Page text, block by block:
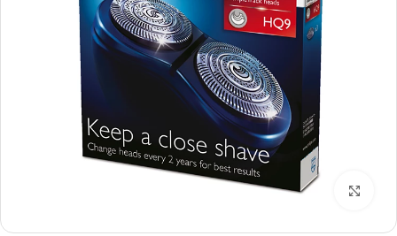
بزرگنمایی تصویر